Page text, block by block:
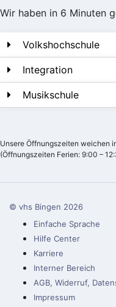
Wir haben in 6 Minuten
Volkshochschule
Integration
Musikschule
Unsere Öffnungszeiten weichen
(Öffnungszeiten Ferien: 9:00 –
© vhs Bingen 2026
Einfache Sprache
Hilfe Center
Karriere
Interner Bereich
AGB, Widerruf,
Impressum